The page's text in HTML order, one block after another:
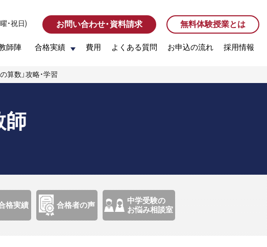
・祝日) お問い合わせ・資料請求 無料体験授業とは
師陣 合格実績 費用 よくある質問 お申込の流れ 採用情報
・祝日) お問い合わせ・資料請求 無料体験授業とは
師陣 合格実績 費用 よくある質問 お申込の流れ 採用情報
算数」攻略・学習
師
格実績 合格者の声
中学受験の
お悩み相談室